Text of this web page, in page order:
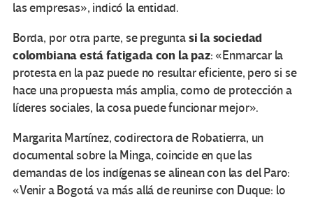
las empresas», indicó la entidad.
Borda, por otra parte, se preguntasi la sociedad
colombiana está fatigada con la paz: «Enmarcar la
protesta en la paz puede no resultar eficiente, pero si se
hace una propuesta más amplia, como de protección a
líderes sociales, la cosa puede funcionar mejor».
Margarita Martínez, codirectora de Robatierra, un
documental sobre la Minga, coincide en que las
demandas de los indígenas se alinean con las del Paro:
«Venir a Bogotá va más allá de reunirse con Duque: lo